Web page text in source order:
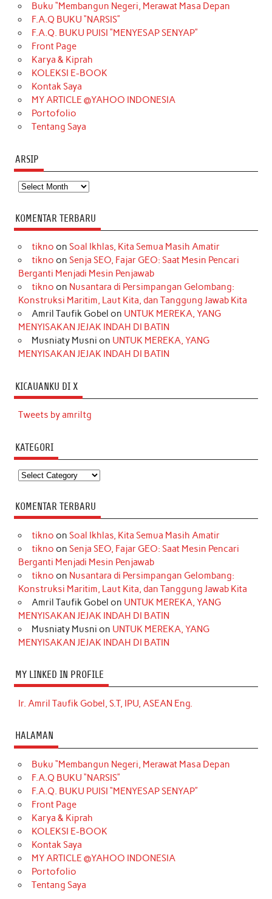
b
o
o
k
a
g
r
a
m
o
k
e
r
e
d
t
e
u
b
Buku “Membangun Negeri, Merawat Masa Depan
F.A.Q BUKU “NARSIS”
F.A.Q. BUKU PUISI “MENYESAP SENYAP”
Front Page
Karya & Kiprah
KOLEKSI E-BOOK
Kontak Saya
MY ARTICLE @YAHOO INDONESIA
Portofolio
Tentang Saya
ARSIP
Arsip
KOMENTAR TERBARU
tikno on Soal Ikhlas, Kita Semua Masih Amatir
tikno on Senja SEO, Fajar GEO: Saat Mesin Pencari
Berganti Menjadi Mesin Penjawab
tikno on Nusantara di Persimpangan Gelombang:
Konstruksi Maritim, Laut Kita, dan Tanggung Jawab Kita
Amril Taufik Gobel on UNTUK MEREKA, YANG
MENYISAKAN JEJAK INDAH DI BATIN
Musniaty Musni on UNTUK MEREKA, YANG
MENYISAKAN JEJAK INDAH DI BATIN
KICAUANKU DI X
Tweets by amriltg
KATEGORI
Kategori
KOMENTAR TERBARU
tikno on Soal Ikhlas, Kita Semua Masih Amatir
tikno on Senja SEO, Fajar GEO: Saat Mesin Pencari
Berganti Menjadi Mesin Penjawab
tikno on Nusantara di Persimpangan Gelombang:
Konstruksi Maritim, Laut Kita, dan Tanggung Jawab Kita
Amril Taufik Gobel on UNTUK MEREKA, YANG
MENYISAKAN JEJAK INDAH DI BATIN
Musniaty Musni on UNTUK MEREKA, YANG
MENYISAKAN JEJAK INDAH DI BATIN
MY LINKED IN PROFILE
Ir. Amril Taufik Gobel, S.T, IPU, ASEAN Eng.
HALAMAN
Buku “Membangun Negeri, Merawat Masa Depan
F.A.Q BUKU “NARSIS”
F.A.Q. BUKU PUISI “MENYESAP SENYAP”
Front Page
Karya & Kiprah
KOLEKSI E-BOOK
Kontak Saya
MY ARTICLE @YAHOO INDONESIA
Portofolio
Tentang Saya